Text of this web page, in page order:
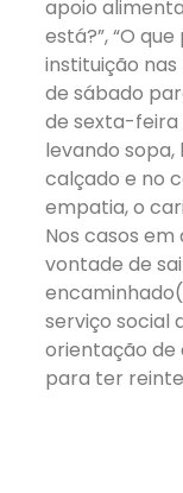
apoio
está?”, “O
instituição
de sábado
de sexta-feira
levando sopa,
calçado e no
empatia, o
Nos casos
vontade de
serviço social
orientação
para ter